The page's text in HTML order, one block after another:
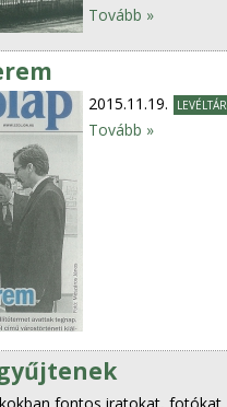
Tovább »
2015.11.19.
Tovább »